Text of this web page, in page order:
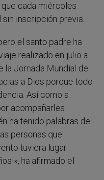
cada miércoles
sin inscripción previa.
el santo padre ha
realizado en julio a
la Jornada Mundial de
a Dios porque todo
Así como a
acompañarles
ha tenido palabras de
personas que
tuviera lugar.
ha afirmado el